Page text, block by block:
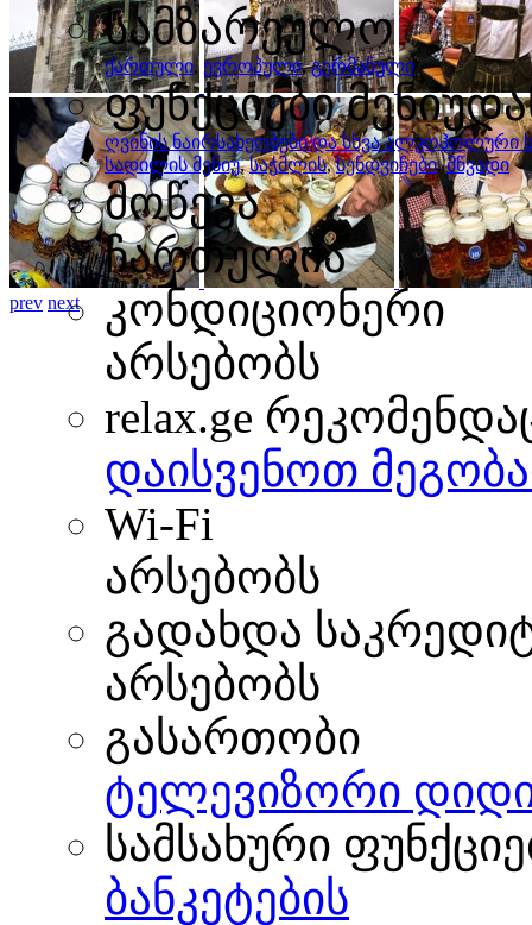
prev next
სამზარეულო
ქართული, ევროპული,გერმანული
ფუნქციები
ღვინის ნაირსახეობები/და სხვა ალკოჰოლური
სადილის მენიუ,საჭმლის,სენდვიჩები,მწვადი
მოწევა
ჩართულია
კონდიციონერი
არსებობს
relax.ge
დაისვენოთ
Wi-Fi
არსებობს
გადახდა
არსებობს
გასართობი
ტელევიზორი
სამსახური
ბანკეტების